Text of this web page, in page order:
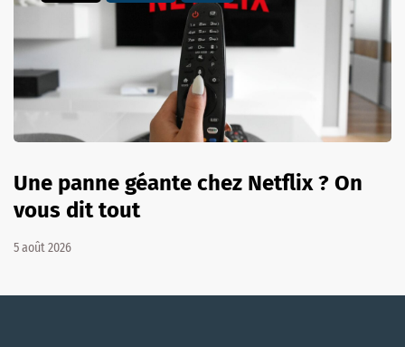
Une panne géante chez Netflix ? On
vous dit tout
5 août 2026